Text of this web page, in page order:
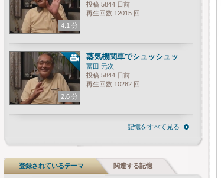
4.1 分
投稿 5844 日前
再生回数 12015 回
2.6 分
蒸気機関車でシュッシュッ
冨田 元次
投稿 5844 日前
再生回数 10282 回
記憶をすべて見る
登録されているテーマ 関連する記憶